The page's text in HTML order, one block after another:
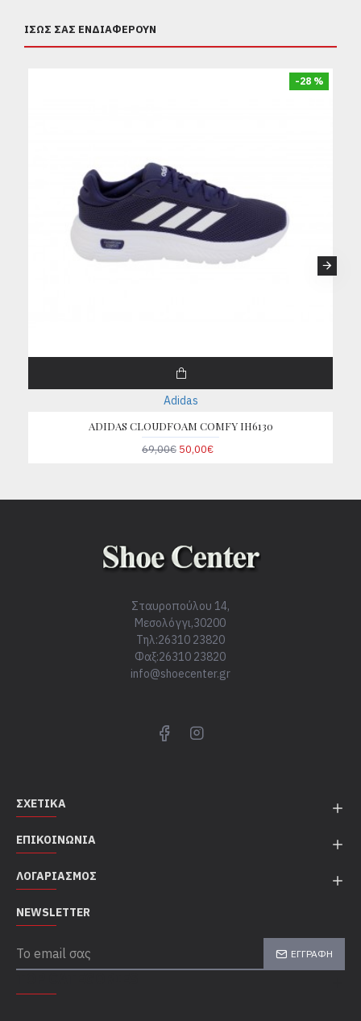
ΊΣΩΣ ΣΑΣ ΕΝΔΙΑΦΈΡΟΥΝ
-28 %
Adidas
ADIDAS CLOUDFOAM COMFY IH6130
69,00€ 50,00€
Σταυροπούλου 14,
Μεσολόγγι,30200
Τηλ:26310 23820
Φαξ:26310 23820
info@shoecenter.gr
ΣΧΕΤΙΚΆ
ΕΠΙΚΟΙΝΩΝΊΑ
ΛΟΓΑΡΙΑΣΜΌΣ
NEWSLETTER
ΕΓΓΡΑΦΉ